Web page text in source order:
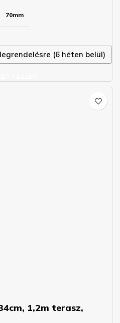
70mm
(6 héten belül)
1,2m terasz,